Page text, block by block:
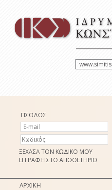
ΕΙΣΟΔΟΣ
ΞΕΧΑΣΑ ΤΟΝ ΚΩΔΙΚΟ ΜΟΥ
ΕΓΓΡΑΦΗ ΣΤΟ ΑΠΟΘΕΤΗΡΙΟ
ΑΡΧΙΚΗ